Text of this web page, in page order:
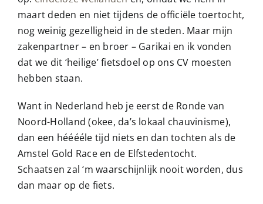
maart deden en niet tijdens de officiële toertocht,
nog weinig gezelligheid in de steden. Maar mijn
zakenpartner – en broer – Garikai en ik vonden
dat we dit ‘heilige’ fietsdoel op ons CV moesten
hebben staan.
Want in Nederland heb je eerst de Ronde van
Noord-Holland (okee, da’s lokaal chauvinisme),
dan een hééééle tijd niets en dan tochten als de
Amstel Gold Race en de Elfstedentocht.
Schaatsen zal ‘m waarschijnlijk nooit worden, dus
dan maar op de fiets.